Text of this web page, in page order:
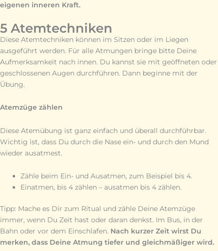
eigenen inneren Kraft.
5 Atemtechniken
Diese Atemtechniken können im Sitzen oder im Liegen
ausgeführt werden. Für alle Atmungen bringe bitte Deine
Aufmerksamkeit nach innen. Du kannst sie mit geöffneten oder
geschlossenen Augen durchführen. Dann beginne mit der
Übung.
Atemzüge zählen
Diese Atemübung ist ganz einfach und überall durchführbar.
Wichtig ist, dass Du durch die Nase ein- und durch den Mund
wieder ausatmest.
Zähle beim Ein- und Ausatmen, zum Beispiel bis 4.
Einatmen, bis 4 zählen – ausatmen bis 4 zählen.
Tipp: Mache es Dir zum Ritual und zähle Deine Atemzüge
immer, wenn Du Zeit hast oder daran denkst. Im Bus, in der
Bahn oder vor dem Einschlafen. Nach kurzer Zeit wirst Du
merken, dass Deine Atmung tiefer und gleichmäßiger wird.